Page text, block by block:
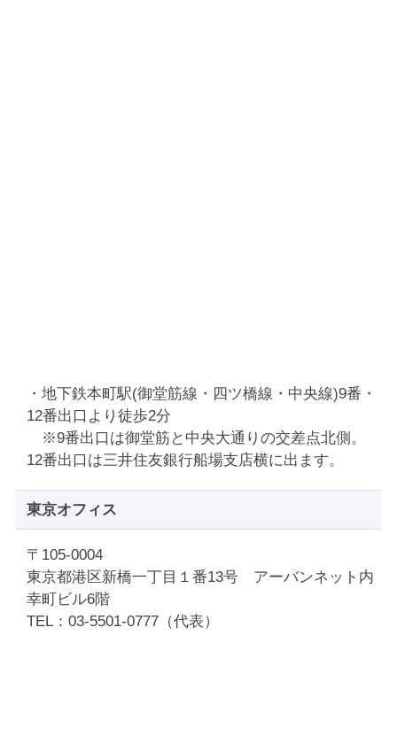
・地下鉄本町駅(御堂筋線・四ツ橋線・中央線)9番・
12番出口より徒歩2分
※9番出口は御堂筋と中央大通りの交差点北側。
12番出口は三井住友銀行船場支店横に出ます。
東京オフィス
〒105-0004
東京都港区新橋一丁目１番13号 アーバンネット内
幸町ビル6階
TEL：03-5501-0777（代表）